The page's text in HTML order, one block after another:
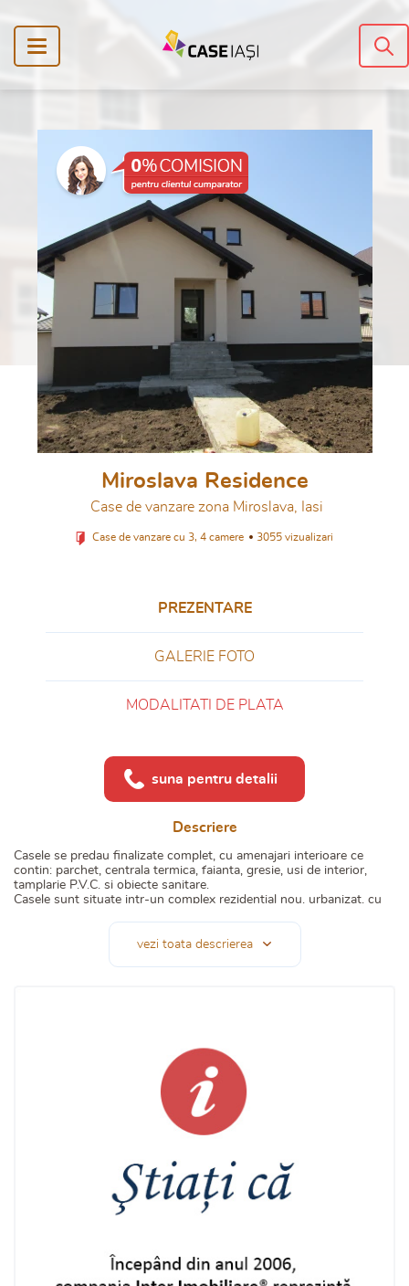
Miroslava Residence
Case de vanzare zona Miroslava, Iasi
Case de vanzare cu 3, 4 camere 3055 vizualizari
PREZENTARE
GALERIE FOTO
MODALITATI DE PLATA
suna pentru detalii
Descriere
Casele se predau finalizate complet, cu amenajari interioare ce
contin: parchet, centrala termica, faianta, gresie, usi de interior,
tamplarie P.V.C. si obiecte sanitare.
Casele sunt situate intr-un complex rezidential nou, urbanizat, cu
imobil, precum si o gradina in suprafata de 522 mp.
Aici gasiti schite, compartimentari interioare, galerie foto, precum si
toate datele complete despre proiectul rezidential Nume Proiect
vezi toata descrierea